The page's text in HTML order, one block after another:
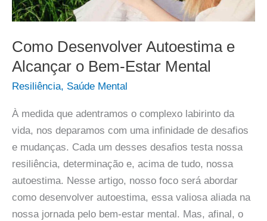
Como Desenvolver Autoestima e
Alcançar o Bem-Estar Mental
Resiliência, Saúde Mental
À medida que adentramos o complexo labirinto da
vida, nos deparamos com uma infinidade de desafios
e mudanças. Cada um desses desafios testa nossa
resiliência, determinação e, acima de tudo, nossa
autoestima. Nesse artigo, nosso foco será abordar
como desenvolver autoestima, essa valiosa aliada na
nossa jornada pelo bem-estar mental. Mas, afinal, o